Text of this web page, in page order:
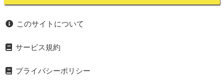
このサイトについて
サービス規約
プライバシーポリシー